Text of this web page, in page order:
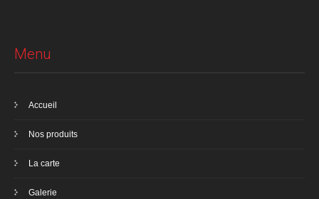
Menu
Accueil
Nos produits
La carte
Galerie